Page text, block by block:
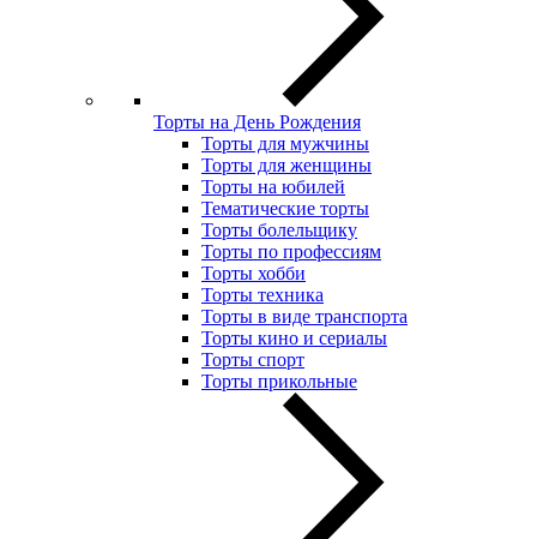
Торты на День Рождения
Торты для мужчины
Торты для женщины
Торты на юбилей
Тематические торты
Торты болельщику
Торты по профессиям
Торты хобби
Торты техника
Торты в виде транспорта
Торты кино и сериалы
Торты спорт
Торты прикольные